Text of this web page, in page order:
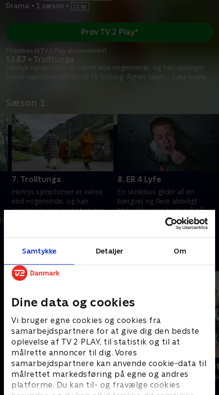
Samtykke Detaljer Om
Dine data og cookies
Vi bruger egne cookies og cookies fra
samarbejdspartnere for at give dig den bedste
oplevelse af TV 2 PLAY, til statistik og til at
målrette annoncer til dig. Vores
samarbejdspartnere kan anvende cookie-data til
målrettet markedsføring på egne og andres
platforme. Du kan til- og fravælge cookies
Drama • 1 sæson •
S1:E7 • Trolltunga
Henrys symptomer er værre end nogensinde, og han opsøger
byens narkohandler for at få lindring. Agnes tager
Læs mere
Prøv TV 2 Play*
*tilkøbes til TV 2 Play abonnement
Sæson 1
7. Trolltunga
Henrys symptomer er værre
end nogensinde, og han
opsøger byens narkohandler
søgen efter svar.
8. ER 4 Lyfe
En skolebus glider af en
bjergvej og flere alvorligt
tilskadekomne børn må på
hospitalet. Henry tilbyder sin
hjælp, selvom han tvivler på sit
helbred.
Andre så også
Klovn
Komedie • 11 sæsoner Drama • 10